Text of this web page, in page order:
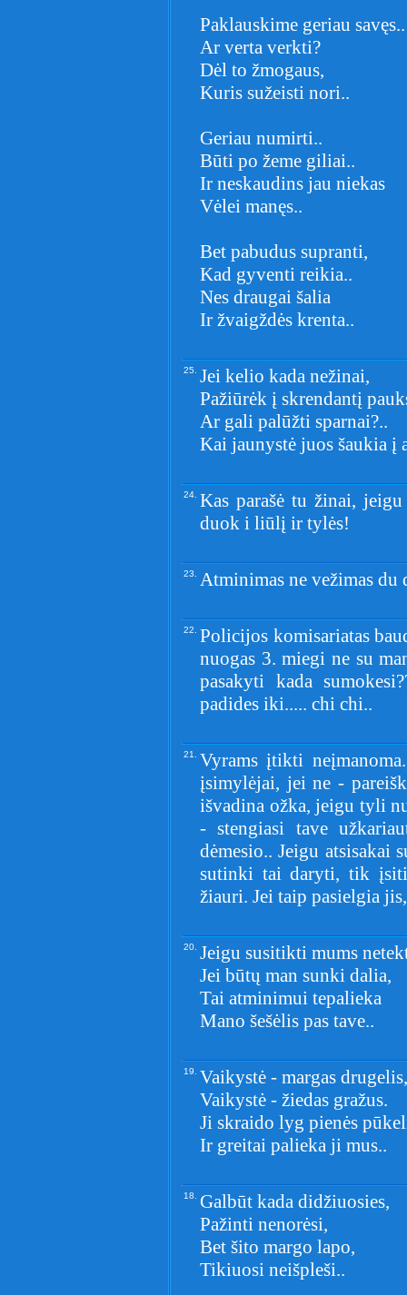
Paklauskime geriau savęs..
Ar verta verkti?
Dėl to žmogaus,
Kuris sužeisti nori..
Geriau numirti..
Būti po žeme giliai..
Ir neskaudins jau niekas
Vėlei manęs..
Bet pabudus supranti,
Kad gyventi reikia..
Nes draugai šalia
Ir žvaigždės krenta..
25. Jei kelio kada nežinai,
Pažiūrėk į skrendantį
Ar gali palūžti sparnai?..
Kai jaunystė juos šaukia į
24. Kas parašė tu žinai,
duok i liūlį ir tylės!
23. Atminimas ne vežimas du
22. Policijos komisariatas
nuogas 3. miegi ne su
pasakyti kada
padides iki..... chi chi..
21. Vyrams įtikti
įsimylėjai, jei ne -
išvadina ožka, jeigu tyli
- stengiasi tave
dėmesio.. Jeigu atsisakai
sutinki tai daryti, tik
žiauri. Jei taip pasielgia
20. Jeigu susitikti mums
Jei būtų man sunki dalia,
Tai atminimui tepalieka
Mano šešėlis pas tave..
19. Vaikystė - margas drugelis,
Vaikystė - žiedas gražus.
Ji skraido lyg pienės
Ir greitai palieka ji mus..
18. Galbūt kada didžiuosies,
Pažinti nenorėsi,
Bet šito margo lapo,
Tikiuosi neišpleši..